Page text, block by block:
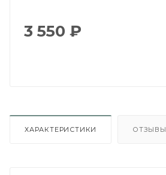
3 550 ₽
ХАРАКТЕРИСТИКИ ОТЗЫВЫ